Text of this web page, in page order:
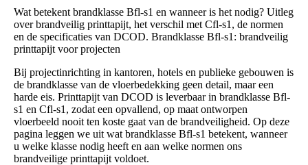
Wat betekent brandklasse Bfl-s1 en wanneer is het nodig? Uitleg
over brandveilig printtapijt, het verschil met Cfl-s1, de normen
en de specificaties van DCOD. Brandklasse Bfl-s1: brandveilig
printtapijt voor projecten
Bij projectinrichting in kantoren, hotels en publieke gebouwen is
de brandklasse van de vloerbedekking geen detail, maar een
harde eis. Printtapijt van DCOD is leverbaar in brandklasse Bfl-
s1 en Cfl-s1, zodat een opvallend, op maat ontworpen
vloerbeeld nooit ten koste gaat van de brandveiligheid. Op deze
pagina leggen we uit wat brandklasse Bfl-s1 betekent, wanneer
u welke klasse nodig heeft en aan welke normen ons
brandveilige printtapijt voldoet.